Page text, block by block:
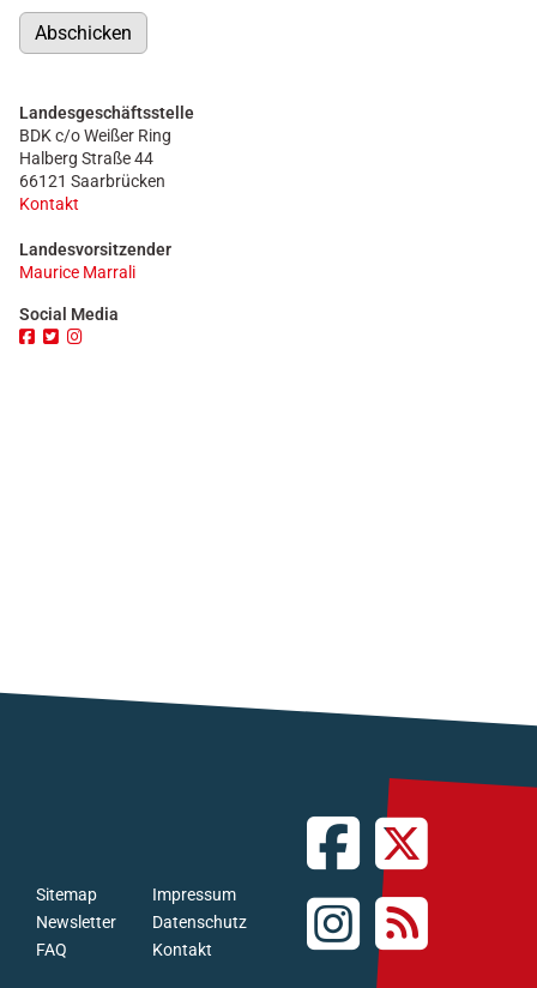
Abschicken
Landesgeschäftsstelle
BDK c/o Weißer Ring
Halberg Straße 44
66121 Saarbrücken
Kontakt
Landesvorsitzender
Maurice Marrali
Social Media
FAQ
Newsletter
Sitemap
Kontakt
Datenschutz
Impressum